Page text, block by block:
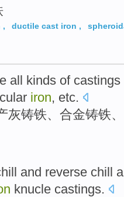
, ductile cast iron ,
all kinds of castings
iron, etc.
灰铸铁、 合金铸铁、
and reverse chill
knucle castings.